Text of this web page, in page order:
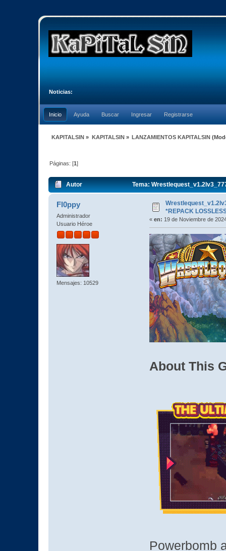
Noticias:
Inicio Ayuda Buscar Ingresar Registrarse
KAPITALSIN » KAPITALSIN» LANZAMIENTOS KAPITALSIN
Páginas: [1]
Autor Tema:
Fl0ppy
Administrador
Usuario Héroe
Mensajes: 10529
*REPACK
« en: 19 de Noviembre de
About This
Powerbomb